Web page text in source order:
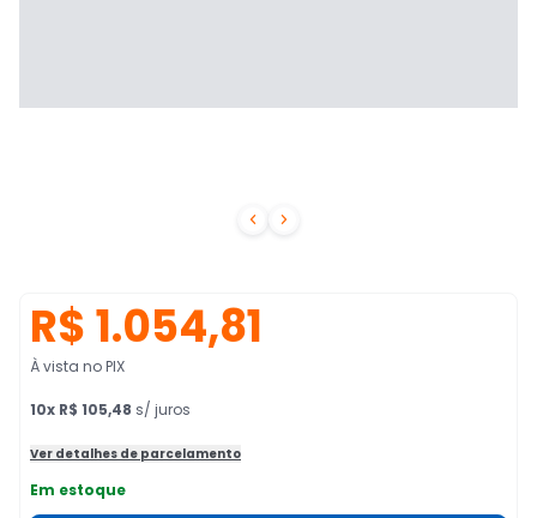
 
R$ 1.054,81
À vista no PIX
10x R$ 105,48 s/ juros
Ver detalhes de parcelamento
Em estoque